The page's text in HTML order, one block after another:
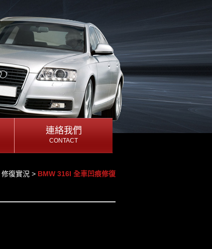
連絡我們
CONTACT
連絡我們
CONTACT
修復實況 > BMW 316I 全車凹痕修復